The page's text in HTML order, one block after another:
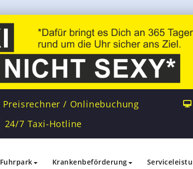
Preisrechner / Onlinebuchung
24/7 Taxi-Hotline
Fuhrpark Krankenbeförderung